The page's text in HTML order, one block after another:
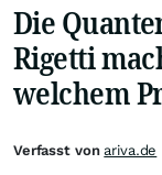
Die
Rigetti
welchem
Verfasst vonariva.de